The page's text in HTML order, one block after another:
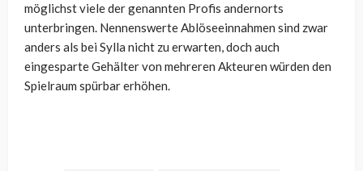
möglichst viele der genannten Profis andernorts
unterbringen. Nennenswerte Ablöseeinnahmen sind zwar
anders als bei Sylla nicht zu erwarten, doch auch
eingesparte Gehälter von mehreren Akteuren würden den
Spielraum spürbar erhöhen.